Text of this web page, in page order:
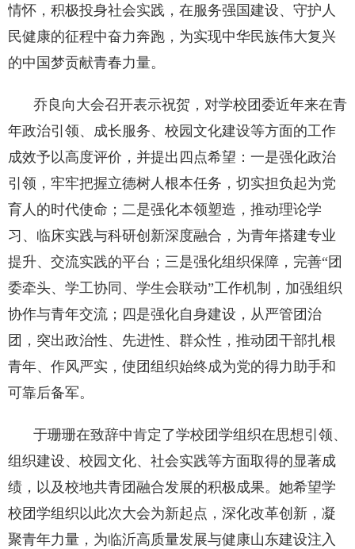
情怀，积极投身社会实践，在服务强国建设、守护人
民健康的征程中奋力奔跑，为实现中华民族伟大复兴
的中国梦贡献青春力量。
乔良向大会召开表示祝贺，对学校团委近年来在青
年政治引领、成长服务、校园文化建设等方面的工作
成效予以高度评价，并提出四点希望：一是强化政治
引领，牢牢把握立德树人根本任务，切实担负起为党
育人的时代使命；二是强化本领塑造，推动理论学
习、临床实践与科研创新深度融合，为青年搭建专业
提升、交流实践的平台；三是强化组织保障，完善“团
委牵头、学工协同、学生会联动”工作机制，加强组织
协作与青年交流；四是强化自身建设，从严管团治
团，突出政治性、先进性、群众性，推动团干部扎根
青年、作风严实，使团组织始终成为党的得力助手和
可靠后备军。
于珊珊在致辞中肯定了学校团学组织在思想引领、
组织建设、校园文化、社会实践等方面取得的显著成
绩，以及校地共青团融合发展的积极成果。她希望学
校团学组织以此次大会为新起点，深化改革创新，凝
聚青年力量，为临沂高质量发展与健康山东建设注入